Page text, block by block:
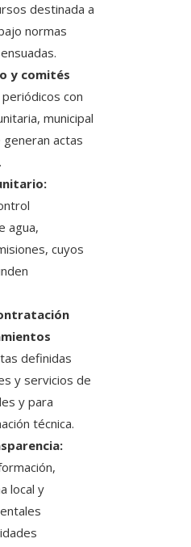
destinada a
normas
y comités
con
municipal
actas
agua,
cuyos
definidas
y servicios de
y para
técnica.
local y